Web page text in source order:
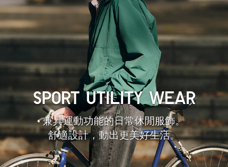
SPORT UTILITY WEAR
兼具運動功能的日常休閒服飾。
舒適設計，動出更美好生活。